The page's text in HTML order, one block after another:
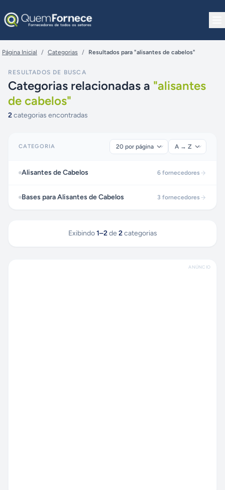
Página Inicial / Categorias / Resultados para "alisantes de cabelos"
RESULTADOS DE BUSCA
Categorias relacionadas a "alisantes
de cabelos"
2categorias encontradas
CATEGORIA
Alisantes de Cabelos 6 fornecedores
Bases para Alisantes de Cabelos 3 fornecedores
Exibindo 1–2 de 2 categorias
ANÚNCIO